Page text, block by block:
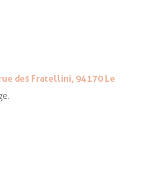
des Fratellini, 94170 Le